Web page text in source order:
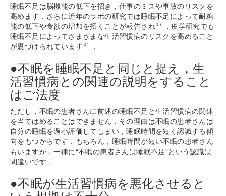
睡眠不足は脳機能の低下を招き，仕事のミスや事故のリスクを
高めます．さらに近年のラボの研究では睡眠不足によって耐糖
能の低下や食欲の増加を招くことが報告され１）
，疫学研究でも
睡眠不足によってさまざまな生活習慣病のリスクを高めること
が裏づけられています ２） ．
●不眠を睡眠不足と同じと捉え，生
活習慣病との関連の説明をすること
はご法度
ただし，不眠の患者さんに前述の睡眠不足と生活習慣病の関連
を当てはめることはできません．その理由は不眠の患者さんは
自分の睡眠を過小評価してしまい，睡眠時間を短く認識する傾
向をもつからです．もちろん，睡眠時間が短い不眠の患者さん
もいますが，一律に“不眠の患者さんは睡眠不足”という認識は
間違いです．
●不眠が生活習慣病を悪化させると